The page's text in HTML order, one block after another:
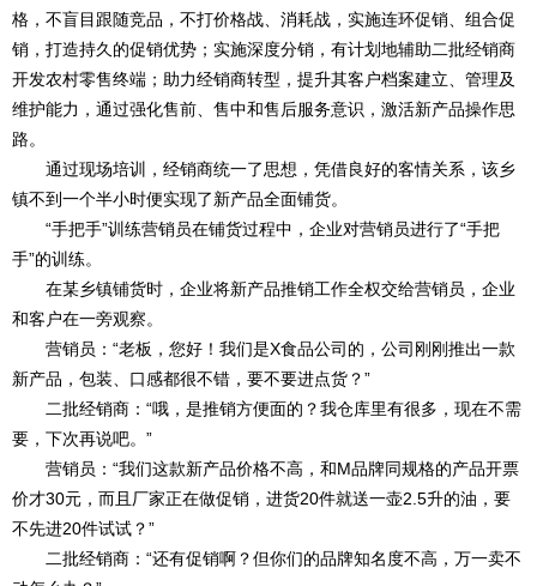
格，不盲目跟随竞品，不打价格战、消耗战，实施连环促销、组合促
销，打造持久的促销优势；实施深度分销，有计划地辅助二批经销商
开发农村零售终端；助力经销商转型，提升其客户档案建立、管理及
维护能力，通过强化售前、售中和售后服务意识，激活新产品操作思
路。
通过现场培训，经销商统一了思想，凭借良好的客情关系，该乡
镇不到一个半小时便实现了新产品全面铺货。
“手把手”训练营销员在铺货过程中，企业对营销员进行了“手把
手”的训练。
在某乡镇铺货时，企业将新产品推销工作全权交给营销员，企业
和客户在一旁观察。
营销员：“老板，您好！我们是X食品公司的，公司刚刚推出一款
新产品，包装、口感都很不错，要不要进点货？”
二批经销商：“哦，是推销方便面的？我仓库里有很多，现在不需
要，下次再说吧。”
营销员：“我们这款新产品价格不高，和M品牌同规格的产品开票
价才30元，而且厂家正在做促销，进货20件就送一壶2.5升的油，要
不先进20件试试？”
二批经销商：“还有促销啊？但你们的品牌知名度不高，万一卖不